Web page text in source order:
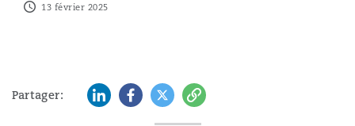
13 février 2025
Partager: LinkedInFacebook
TwitterCopy